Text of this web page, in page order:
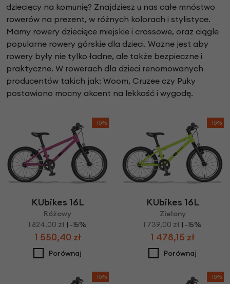
dziecięcy na komunię? Znajdziesz u nas całe mnóstwo
rowerów na prezent, w różnych kolorach i stylistyce.
Mamy rowery dziecięce miejskie i crossowe, oraz ciągle
popularne rowery górskie dla dzieci. Ważne jest aby
rowery były nie tylko ładne, ale także bezpieczne i
praktyczne. W rowerach dla dzieci renomowanych
producentów takich jak: Woom, Cruzee czy Puky
postawiono mocny akcent na lekkość i wygodę.
-15%
KUbikes 16L
Różowy
1 824,00 zł | -15%
1 550,40 zł
Porównaj
-15%
KUbikes 16L
Zielony
1 739,00 zł | -15%
1 478,15 zł
Porównaj
-15% -15%